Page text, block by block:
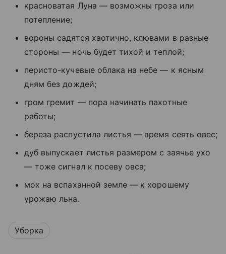
красноватая Луна — возможны гроза или
потепление;
вороны садятся хаотично, клювами в разные
стороны — ночь будет тихой и теплой;
перисто-кучевые облака на небе — к ясным
дням без дождей;
гром гремит — пора начинать пахотные
работы;
береза распустила листья — время сеять овес;
дуб выпускает листья размером с заячье ухо
— тоже сигнал к посеву овса;
мох на вспаханной земле — к хорошему
урожаю льна.
Уборка